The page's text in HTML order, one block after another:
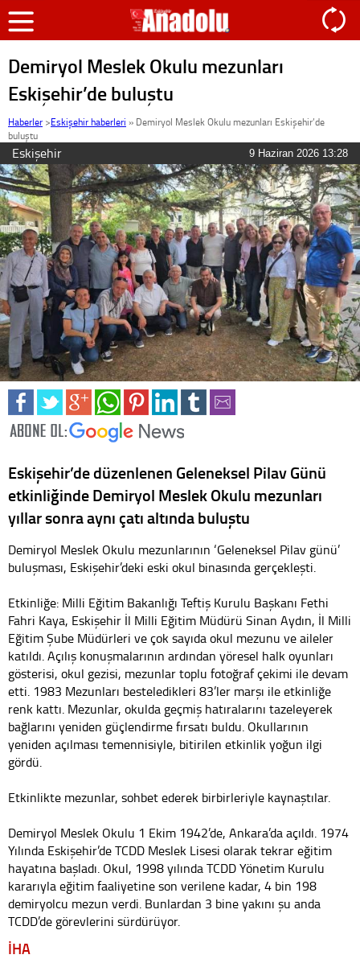
Demiryol Meslek Okulu mezunları
Eskişehir’de buluştu
Haberler >Eskişehir haberleri » Demiryol Meslek Okulu mezunları Eskişehir’de
buluştu
Eskişehir 9 Haziran 2026 13:28
Eskişehir’de düzenlenen Geleneksel Pilav Günü
etkinliğinde Demiryol Meslek Okulu mezunları
yıllar sonra aynı çatı altında buluştu
Demiryol Meslek Okulu mezunlarının ‘Geleneksel Pilav günü’
buluşması, Eskişehir’deki eski okul binasında gerçekleşti.
Etkinliğe: Milli Eğitim Bakanlığı Teftiş Kurulu Başkanı Fethi
Fahri Kaya, Eskişehir İl Milli Eğitim Müdürü Sinan Aydın, İl Milli
Eğitim Şube Müdürleri ve çok sayıda okul mezunu ve aileler
katıldı. Açılış konuşmalarının ardından yöresel halk oyunları
gösterisi, okul gezisi, mezunlar toplu fotoğraf çekimi ile devam
etti. 1983 Mezunları besteledikleri 83’ler marşı ile etkinliğe
renk kattı. Mezunlar, okulda geçmiş hatıralarını tazeleyerek
bağlarını yeniden güçlendirme fırsatı buldu. Okullarının
yeniden açılması temennisiyle, bitirilen etkinlik yoğun ilgi
gördü.
Etkinlikte mezunlar, sohbet ederek birbirleriyle kaynaştılar.
Demiryol Meslek Okulu 1 Ekim 1942’de, Ankara’da açıldı. 1974
Yılında Eskişehir’de TCDD Meslek Lisesi olarak tekrar eğitim
hayatına başladı. Okul, 1998 yılında TCDD Yönetim Kurulu
kararıyla eğitim faaliyetine son verilene kadar, 4 bin 198
demiryolcu mezun verdi. Bunlardan 3 bine yakını şu anda
TCDD’de görevlerini sürdürüyor.
İHA